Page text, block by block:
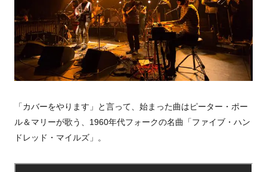
「カバーをやります」と言って、始まった曲はピーター・ポー
ル＆マリーが歌う、1960年代フォークの名曲「ファイブ・ハン
ドレッド・マイルズ」。